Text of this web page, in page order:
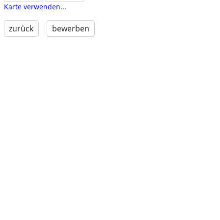
Karte verwenden...
zurück bewerben